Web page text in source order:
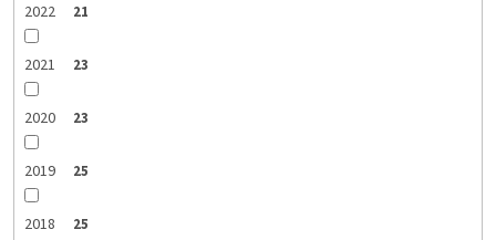
2022 21
2021 23
2020 23
2019 25
2018 25